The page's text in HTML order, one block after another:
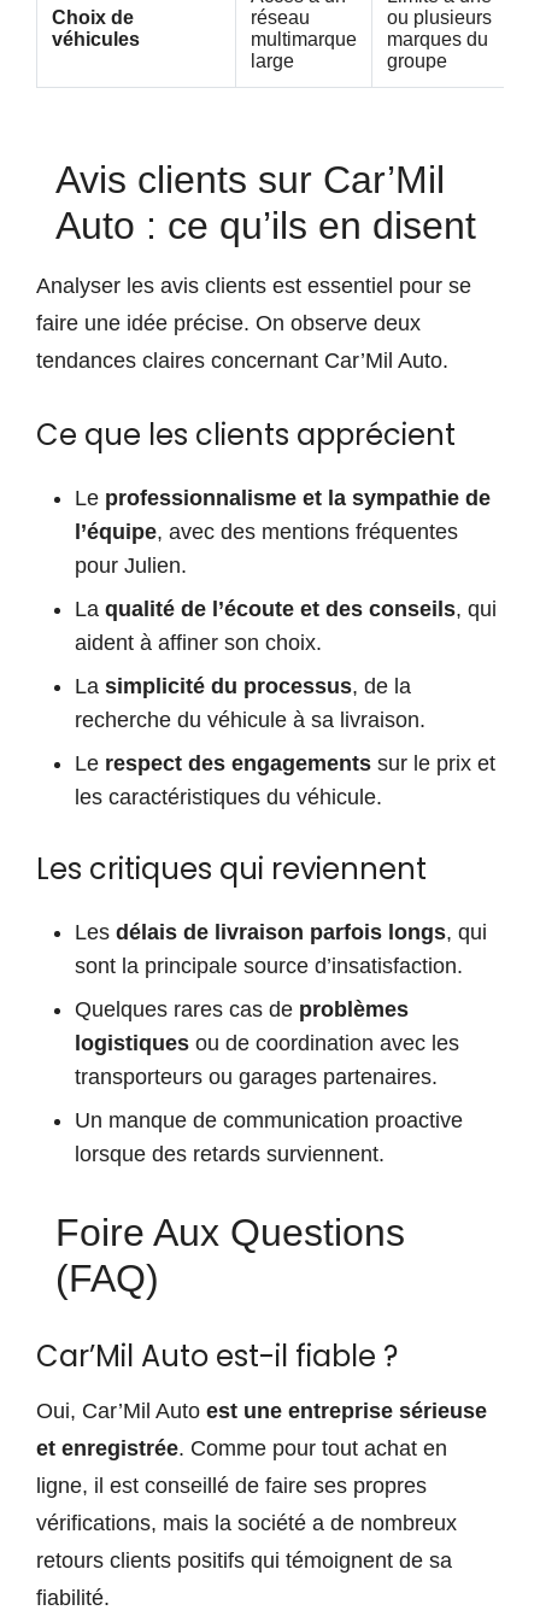
Choix de
véhicules
réseau
multimarque
large
ou plusieurs
marques du
groupe
Avis clients sur Car’Mil
Auto : ce qu’ils en disent
Analyser les avis clients est essentiel pour se
faire une idée précise. On observe deux
tendances claires concernant Car’Mil Auto.
Ce que les clients apprécient
Le professionnalisme et la sympathie de
l’équipe, avec des mentions fréquentes
pour Julien.
La qualité de l’écoute et des conseils, qui
aident à affiner son choix.
La simplicité du processus, de la
recherche du véhicule à sa livraison.
Le respect des engagements sur le prix et
les caractéristiques du véhicule.
Les critiques qui reviennent
Les délais de livraison parfois longs, qui
sont la principale source d’insatisfaction.
Quelques rares cas de problèmes
logistiques ou de coordination avec les
transporteurs ou garages partenaires.
Un manque de communication proactive
lorsque des retards surviennent.
Foire Aux Questions
(FAQ)
Car’Mil Auto est-il fiable ?
Oui, Car’Mil Auto est une entreprise sérieuse
et enregistrée. Comme pour tout achat en
ligne, il est conseillé de faire ses propres
vérifications, mais la société a de nombreux
retours clients positifs qui témoignent de sa
fiabilité.